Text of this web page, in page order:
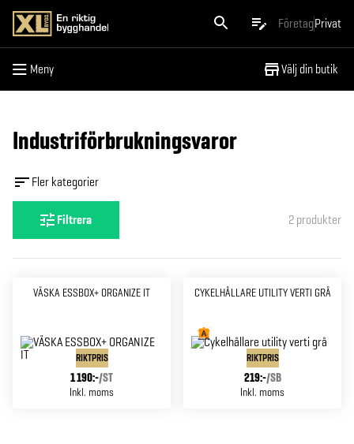
FöretagPrivat
Meny Välj din butik
Meny
Industriförbrukningsvaror
Fler kategorier
Filtrera 2produkter
VÄSKA ESSBOX+ ORGANIZE IT
RIKTPRIS
1 190:-/ST
Inkl. moms
CYKELHÅLLARE UTILITY VERTI GRÅ
RIKTPRIS
219:-/SB
Inkl. moms